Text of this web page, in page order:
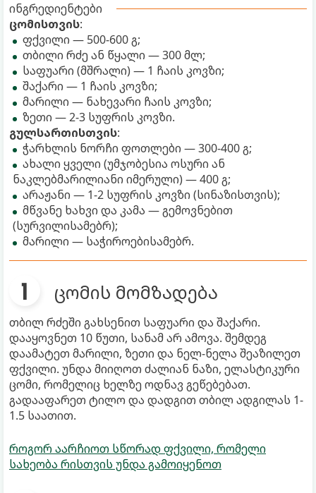
ინგრედიენტები
ცომისთვის:
ფქვილი — 500-600 გ;
თბილი რძე ან წყალი — 300 მლ;
საფუარი (მშრალი) — 1 ჩაის კოვზი;
შაქარი — 1 ჩაის კოვზი;
მარილი — ნახევარი ჩაის კოვზი;
ზეთი — 2-3 სუფრის კოვზი.
გულსართისთვის:
ჭარხლის ნორჩი ფოთლები — 300-400 გ;
ახალი ყველი (უმჯობესია ოსური ან
ნაკლებმარილიანი იმერული) — 400 გ;
არაჟანი — 1-2 სუფრის კოვზი (სინაზისთვის);
მწვანე ხახვი და კამა — გემოვნებით
(სურვილისამებრ);
მარილი — საჭიროებისამებრ.
ცომის მომზადება
თბილ რძეში გახსენით საფუარი და შაქარი.
დააყოვნეთ 10 წუთი, სანამ არ ამოვა. შემდეგ
დაამატეთ მარილი, ზეთი და ნელ-ნელა შეაზილეთ
ფქვილი. უნდა მიიღოთ ძალიან ნაზი, ელასტიკური
ცომი, რომელიც ხელზე ოდნავ გეწებებათ.
გადააფარეთ ტილო და დადგით თბილ ადგილას 1-
1.5 საათით.
როგორ აარჩიოთ სწორად ფქვილი, რომელი
სახეობა რისთვის უნდა გამოიყენოთ